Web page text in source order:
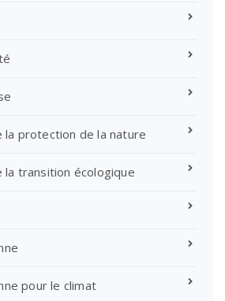
la protection de la nature
la transition écologique
pour le climat